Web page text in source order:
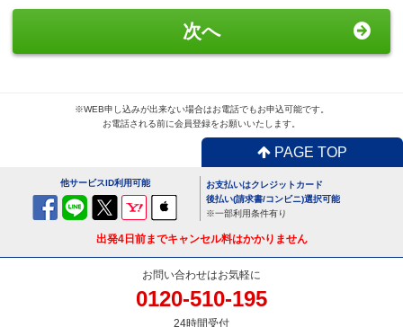
ルセット
1,870円/日（税込）
USBx4ポートACアダプター
110円/日（税込）
－ 0 ＋
便利
次へ
※WEB申し込みが出来ない場合はお電話でもお申込可能です。
お電話される前に会員登録をお願いいたします。
PAGE TOP
他サービスID利用可能
お支払いはクレジットカード
後払い(請求書/コンビニ)選択可能
※一部利用条件有り
出発4日前までキャンセル料はかかりません
お問い合わせはお気軽に
0120-510-195
24時間受付